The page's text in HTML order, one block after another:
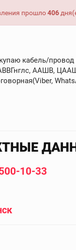
прошло406
кабель/
ААШВ,
10-33